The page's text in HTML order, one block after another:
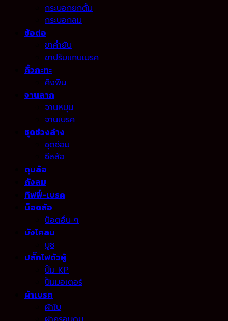
กระบอกยกดั้ม
กระบอกลม
ข้อต่อ
ขาค้ำยัน
ขาปรับแกนเบรค
คิ้วกะทะ
คิงพิน
จานลาก
จานหมุน
จานเบรค
ชุดช่วงล่าง
ชุดซ่อม
ซีลล้อ
ดุมล้อ
ถังลม
ทิฟฟี่-เบรค
น็อตล้อ
น็อตอื่น ๆ
บังโคลน
บูช
ปลั๊กไฟตัวผู้
ปั้ม KP
ปั้มมอเตอร์
ผ้าเบรค
ผ้าใบ